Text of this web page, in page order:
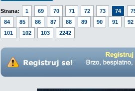
Strana: 1 69 70 71 72 73 74
84
85 86 87 88 89 90 91 92
101
102 103 2242